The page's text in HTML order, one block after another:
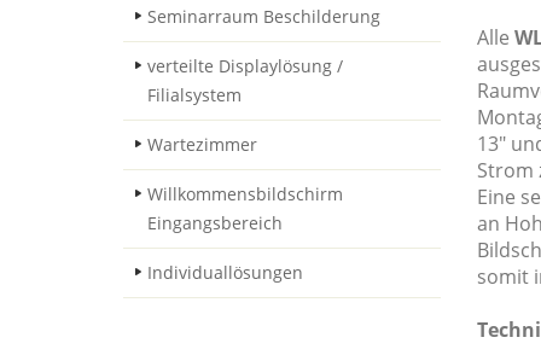
Seminarraum Beschilderung
verteilte Displaylösung /
Filialsystem
Wartezimmer
Willkommensbildschirm
Eingangsbereich
Individuallösungen
Alle
13"
Strom
Eine
an
somit